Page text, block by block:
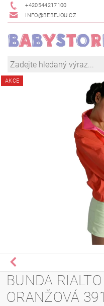
+420544217100
INFO@BEBEJOU.CZ
AKCE
BUNDA
ORANŽOVÁ